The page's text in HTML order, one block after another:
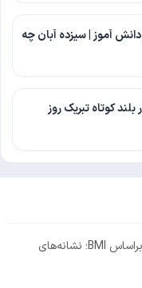
13 آبان روز دانش آموز | سیزده آبان چه
کوتاه تبریک روز
افزایش وزن در بارداری؛ محدوده پیشنهادی براساس BMI؛ نشانه‌های